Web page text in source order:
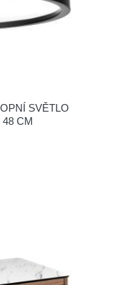
SVĚTLO
48 CM